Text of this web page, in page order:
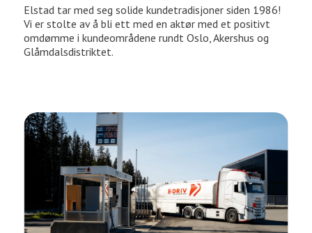
Elstad tar med seg solide kundetradisjoner siden 1986!
Vi er stolte av å bli ett med en aktør med et positivt
omdømme i kundeområdene rundt Oslo, Akershus og
Glåmdalsdistriktet.